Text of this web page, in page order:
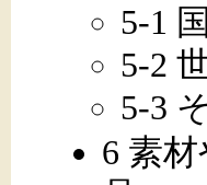
5-1
5-2
5-3
6 素